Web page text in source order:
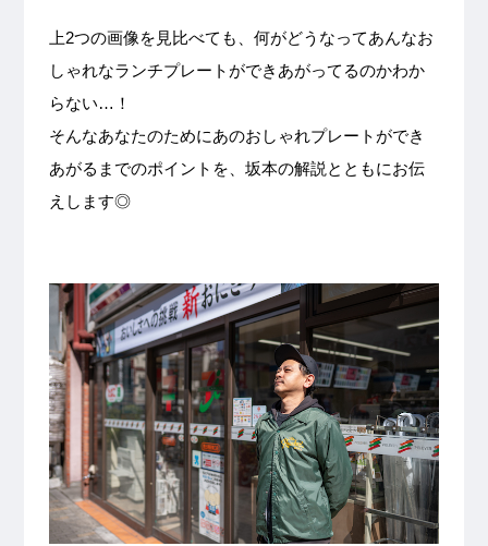
上2つの画像を見比べても、何がどうなってあんなお
しゃれなランチプレートができあがってるのかわか
らない…！
そんなあなたのためにあのおしゃれプレートができ
あがるまでのポイントを、坂本の解説とともにお伝
えします◎